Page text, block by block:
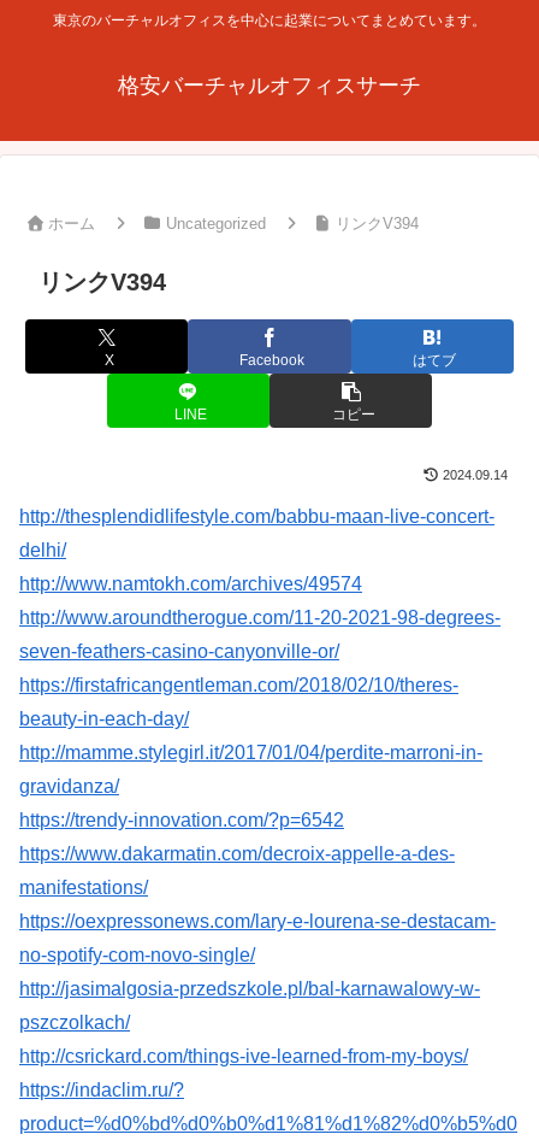
東京のバーチャルオフィスを中心に起業についてまとめています。
格安バーチャルオフィスサーチ
ホーム Uncategorized リンクV394
リンクV394
X Facebook はてブ
LINE コピー
2024.09.14
http://thesplendidlifestyle.com/babbu-maan-live-concert-
delhi/
http://www.namtokh.com/archives/49574
http://www.aroundtherogue.com/11-20-2021-98-degrees-
seven-feathers-casino-canyonville-or/
https://firstafricangentleman.com/2018/02/10/theres-
beauty-in-each-day/
http://mamme.stylegirl.it/2017/01/04/perdite-marroni-in-
gravidanza/
https://trendy-innovation.com/?p=6542
https://www.dakarmatin.com/decroix-appelle-a-des-
manifestations/
https://oexpressonews.com/lary-e-lourena-se-destacam-
no-spotify-com-novo-single/
http://jasimalgosia-przedszkole.pl/bal-karnawalowy-w-
pszczolkach/
http://csrickard.com/things-ive-learned-from-my-boys/
https://indaclim.ru/?
product=%d0%bd%d0%b0%d1%81%d1%82%d0%b5%d0